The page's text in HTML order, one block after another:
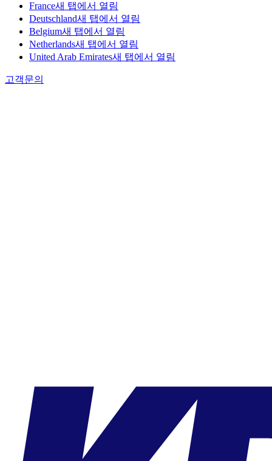
France새 탭에서 열림
Deutschland새 탭에서 열림
Belgium새 탭에서 열림
Netherlands새 탭에서 열림
United Arab Emirates새 탭에서 열림
고객문의